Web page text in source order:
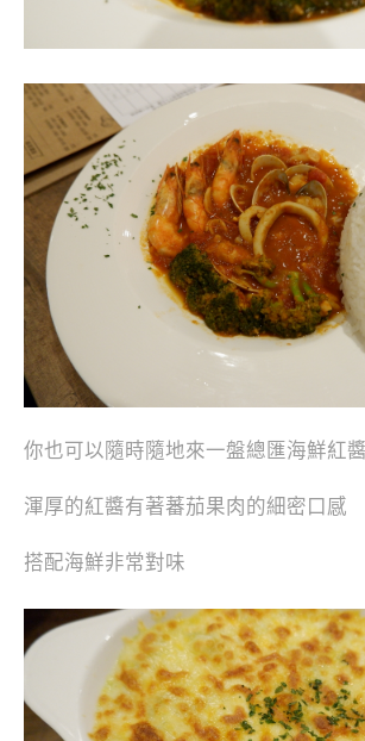
你也可以隨時隨地來一盤總匯海鮮紅
渾厚的紅醬有著蕃茄果肉的細密口感
搭配海鮮非常對味